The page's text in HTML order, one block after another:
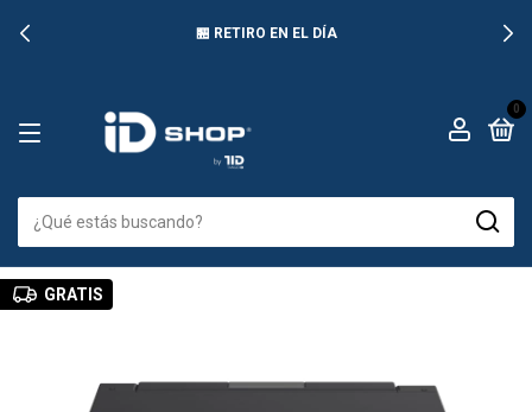
🏪 RETIRO EN EL DÍA
0
GRATIS